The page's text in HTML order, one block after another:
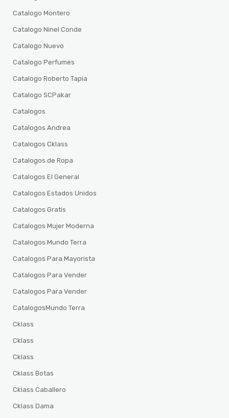
Catalogo Montero
Catalogo Ninel Conde
Catalogo Nuevo
Catalogo Perfumes
Catalogo Roberto Tapia
Catalogo SCPakar
Catalogos
Catalogos Andrea
Catalogos Cklass
Catalogos de Ropa
Catalogos El General
Catalogos Estados Unidos
Catalogos Gratis
Catalogos Mujer Moderna
Catalogos Mundo Terra
Catalogos Para Mayorista
Catalogos Para Vender
Catalogos Para Vender
CatalogosMundo Terra
Cklass
Cklass
Cklass
Cklass Botas
Cklass Caballero
Cklass Dama